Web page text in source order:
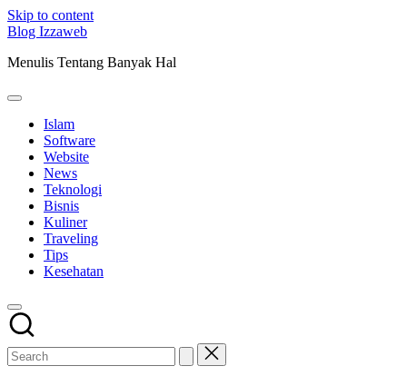
Skip to content
Blog Izzaweb
Menulis Tentang Banyak Hal
Islam
Software
Website
News
Teknologi
Bisnis
Kuliner
Traveling
Tips
Kesehatan